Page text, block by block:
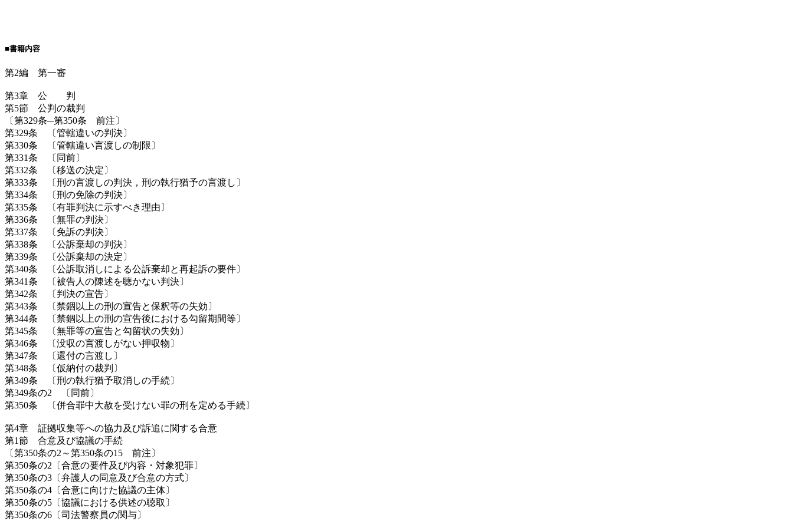
■書籍内容
第2編 第一審
第3章 公 判
第5節 公判の裁判
〔第329条─第350条 前注〕
第329条 〔管轄違いの判決〕
第330条 〔管轄違い言渡しの制限〕
第331条 〔同前〕
第332条 〔移送の決定〕
第333条 〔刑の言渡しの判決，刑の執行猶予の言渡し〕
第334条 〔刑の免除の判決〕
第335条 〔有罪判決に示すべき理由〕
第336条 〔無罪の判決〕
第337条 〔免訴の判決〕
第338条 〔公訴棄却の判決〕
第339条 〔公訴棄却の決定〕
第340条 〔公訴取消しによる公訴棄却と再起訴の要件〕
第341条 〔被告人の陳述を聴かない判決〕
第342条 〔判決の宣告〕
第343条 〔禁錮以上の刑の宣告と保釈等の失効〕
第344条 〔禁錮以上の刑の宣告後における勾留期間等〕
第345条 〔無罪等の宣告と勾留状の失効〕
第346条 〔没収の言渡しがない押収物〕
第347条 〔還付の言渡し〕
第348条 〔仮納付の裁判〕
第349条 〔刑の執行猶予取消しの手続〕
第349条の2 〔同前〕
第350条 〔併合罪中大赦を受けない罪の刑を定める手続〕
第4章 証拠収集等への協力及び訴追に関する合意
第1節 合意及び協議の手続
〔第350条の2～第350条の15 前注〕
第350条の2〔合意の要件及び内容・対象犯罪〕
第350条の3〔弁護人の同意及び合意の方式〕
第350条の4〔合意に向けた協議の主体〕
第350条の5〔協議における供述の聴取〕
第350条の6〔司法警察員の関与〕